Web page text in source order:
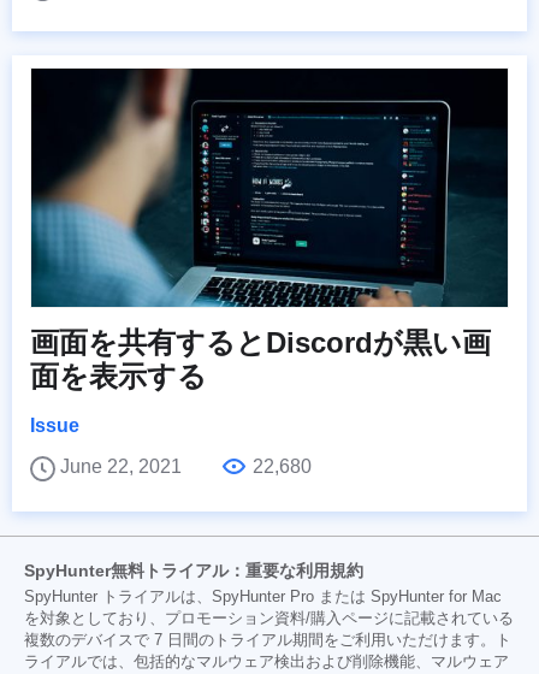
画面を共有するとDiscordが黒い画
面を表示する
Issue
June 22, 2021
22,680
SpyHunter無料トライアル：重要な利用規約
SpyHunter トライアルは、SpyHunter Pro または SpyHunter for Mac
を対象としており、プロモーション資料/購入ページに記載されている
複数のデバイスで 7 日間のトライアル期間をご利用いただけます。ト
ライアルでは、包括的なマルウェア検出および削除機能、マルウェア